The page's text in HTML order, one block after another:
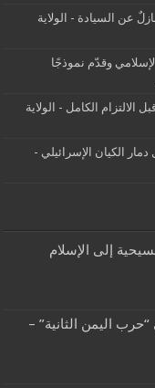
عن السيادة - الولاية
وقدّم نموذجًا
الالتزام الكامل - الولاية
الكيان الإسرائيلي -
إلى الإسلام
اليمن الثانية” –